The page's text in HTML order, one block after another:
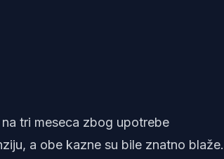
tri meseca zbog upotrebe
a obe kazne su bile znatno blaže.